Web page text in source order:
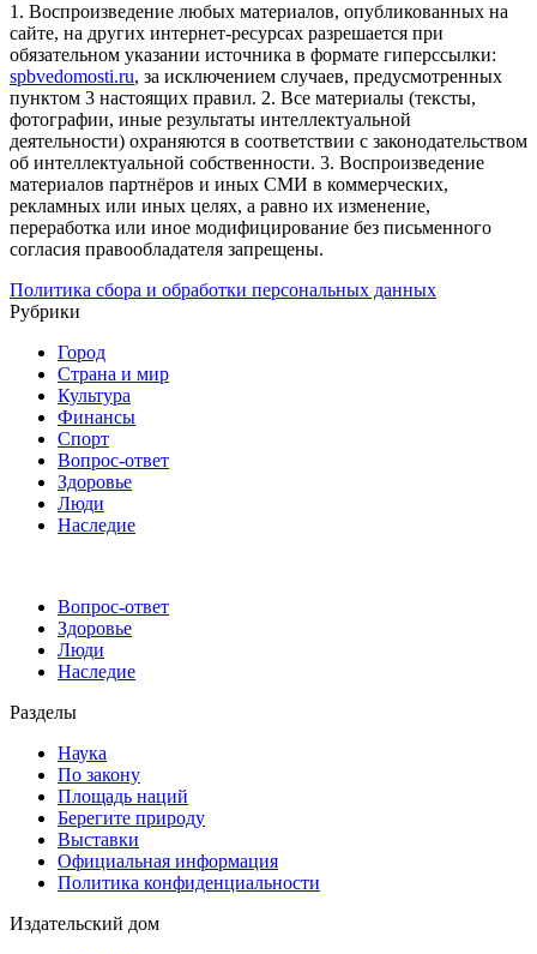
1. Воспроизведение любых материалов, опубликованных на
сайте, на других интернет-ресурсах разрешается при
обязательном указании источника в формате гиперссылки:
spbvedomosti.ru, за исключением случаев, предусмотренных
пунктом 3 настоящих правил. 2. Все материалы (тексты,
фотографии, иные результаты интеллектуальной
деятельности) охраняются в соответствии с законодательством
об интеллектуальной собственности. 3. Воспроизведение
материалов партнёров и иных СМИ в коммерческих,
рекламных или иных целях, а равно их изменение,
переработка или иное модифицирование без письменного
согласия правообладателя запрещены.
Политика сбора и обработки персональных данных
Рубрики
Город
Страна и мир
Культура
Финансы
Спорт
Вопрос-ответ
Здоровье
Люди
Наследие
Вопрос-ответ
Здоровье
Люди
Наследие
Разделы
Наука
По закону
Площадь наций
Берегите природу
Выставки
Официальная информация
Политика конфиденциальности
Издательский дом